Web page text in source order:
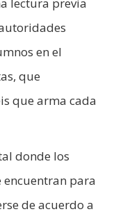
lectura previa
en el
que
que arma cada
donde los
encuentran para
de acuerdo a